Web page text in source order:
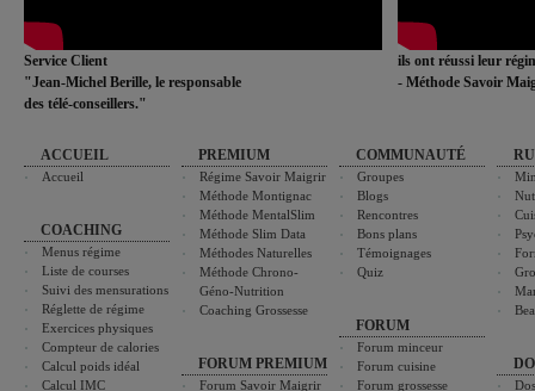
Service Client
"Jean-Michel Berille, le responsable
des télé-conseillers."
ils ont réussi leur
- Méthode Savoir
ACCUEIL
Accueil
COACHING
Menus régime
Liste de courses
Suivi des mensurations
Réglette de régime
Exercices physiques
Compteur de calories
Calcul poids idéal
Calcul IMC
PREMIUM
Régime Savoir Maigrir
Méthode Montignac
Méthode MentalSlim
Méthode Slim Data
Méthodes Naturelles
Méthode Chrono-
Géno-Nutrition
Coaching Grossesse
FORUM PREMIUM
Forum Savoir Maigrir
COMMUNAUTÉ
Groupes
Blogs
Rencontres
Bons plans
Témoignages
Quiz
FORUM
Forum minceur
Forum cuisine
Forum grossesse